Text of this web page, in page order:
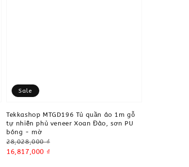
Sale
Tekkashop MTGD196 Tủ quần áo 1m gỗ
tự nhiên phủ veneer Xoan Đào, sơn PU
bóng - mờ
Regular
price
28,028,000 ₫
Sale
16,817,000 ₫